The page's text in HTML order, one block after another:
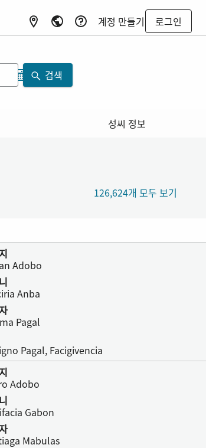
계정 만들기
로그인
검색
성씨 정보
126,624개 모두 보기
Adobo
Anba
Pagal
Pagal, Facigivencia
Adobo
Gabon
Mabulas